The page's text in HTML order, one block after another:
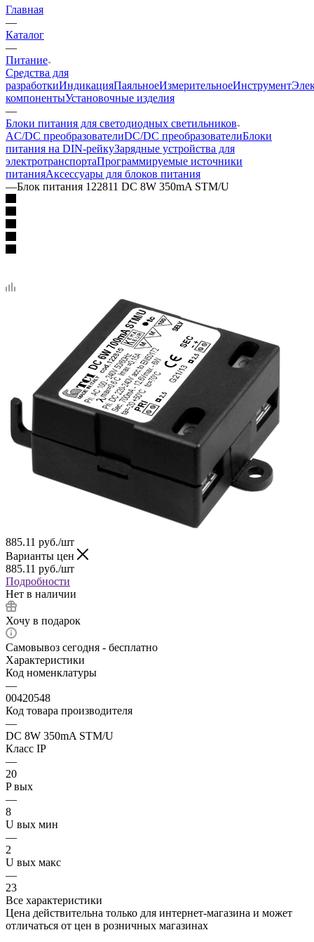
Главная
—
Каталог
—
Питание
Средства для
разработкиИндикацияПаяльноеИзмерительноеИнструмент
компонентыУстановочные изделия
—
Блоки питания для светодиодных светильников
AC/DC преобразователиDC/DC преобразователиБлоки
питания на DIN-рейкуЗарядные устройства для
электротранспортаПрограммируемые источники
питанияАксессуары для блоков питания
—Блок питания 122811 DC 8W 350mA STM/U
885.11 руб./шт
Варианты цен
885.11 руб./шт
Подробности
Нет в наличии
Хочу в подарок
Самовывоз сегодня - бесплатно
Характеристики
Код номенклатуры
—
00420548
Код товара производителя
—
DC 8W 350mA STM/U
Класс IP
—
20
P вых
—
8
U вых мин
—
2
U вых макс
—
23
Все характеристики
Цена действительна только для интернет-магазина и может
отличаться от цен в розничных магазинах